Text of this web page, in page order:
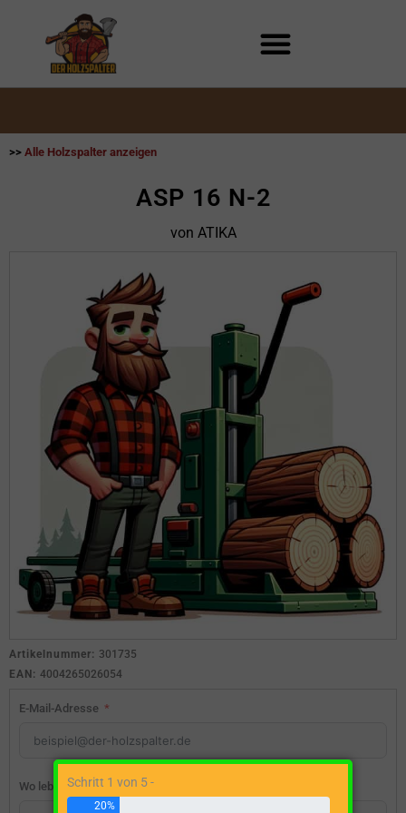
>> Alle Holzspalter anzeigen
ASP 16 N-2
von ATIKA
Artikelnummer: 301735
EAN: 4004265026054
E-Mail-Adresse
Wo lebst du?Schritt 1 von 5 -
20%